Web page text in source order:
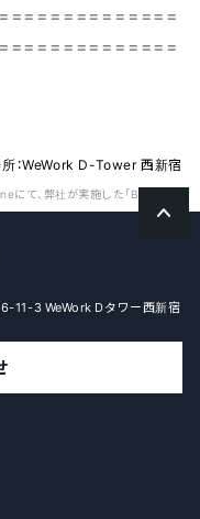
にて、弊社が実施した「BPaaSの認
：WeWork D-Tower 西新宿
11-3 WeWork Dタワー西新宿